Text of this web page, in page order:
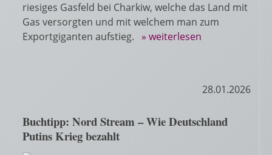
riesiges Gasfeld bei Charkiw, welche das Land mit
Gas versorgten und mit welchem man zum
Exportgiganten aufstieg.» weiterlesen
28.01.2026
Buchtipp: Nord Stream – Wie Deutschland
Putins Krieg bezahlt